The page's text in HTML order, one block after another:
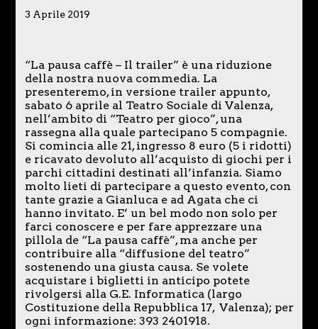
3 Aprile 2019
“La pausa caffè – Il trailer” è una riduzione
della nostra nuova commedia. La
presenteremo, in versione trailer appunto,
sabato 6 aprile al Teatro Sociale di Valenza,
nell’ambito di “Teatro per gioco”, una
rassegna alla quale partecipano 5 compagnie.
Si comincia alle 21, ingresso 8 euro (5 i ridotti)
e ricavato devoluto all’acquisto di giochi per i
parchi cittadini destinati all’infanzia. Siamo
molto lieti di partecipare a questo evento, con
tante grazie a Gianluca e ad Agata che ci
hanno invitato. E’ un bel modo non solo per
farci conoscere e per fare apprezzare una
pillola de “La pausa caffè”, ma anche per
contribuire alla “diffusione del teatro”
sostenendo una giusta causa. Se volete
acquistare i biglietti in anticipo potete
rivolgersi alla G.E. Informatica (largo
Costituzione della Repubblica 17, Valenza); per
ogni informazione: 393 2401918.